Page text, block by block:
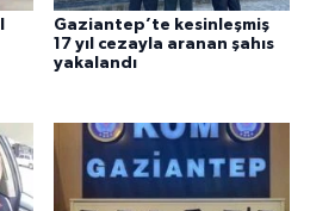
Gaziantep’te kesinleşmiş
17 yıl cezayla aranan şahıs
yakalandı